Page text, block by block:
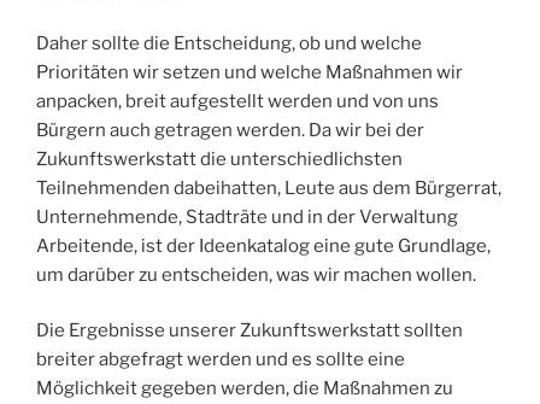
Daher sollte die Entscheidung, ob und welche
Prioritäten wir setzen und welche Maßnahmen wir
anpacken, breit aufgestellt werden und von uns
Bürgern auch getragen werden. Da wir bei der
Zukunftswerkstatt die unterschiedlichsten
Teilnehmenden dabeihatten, Leute aus dem Bürgerrat,
Unternehmende, Stadträte und in der Verwaltung
Arbeitende, ist der Ideenkatalog eine gute Grundlage,
um darüber zu entscheiden, was wir machen wollen.
Die Ergebnisse unserer Zukunftswerkstatt sollten
breiter abgefragt werden und es sollte eine
Möglichkeit gegeben werden, die Maßnahmen zu